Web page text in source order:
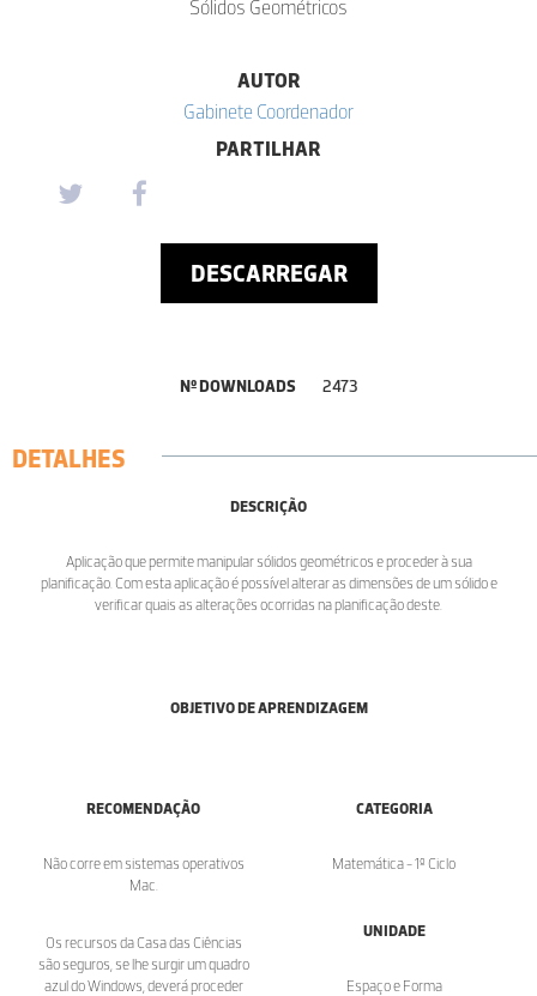
Sólidos Geométricos
AUTOR
Gabinete Coordenador
PARTILHAR
DESCARREGAR
Nº DOWNLOADS 2473
DETALHES
DESCRIÇÃO
Aplicação que permite manipular sólidos geométricos e proceder à sua
planificação. Com esta aplicação é possível alterar as dimensões de um sólido e
verificar quais as alterações ocorridas na planificação deste.
OBJETIVO DE APRENDIZAGEM
RECOMENDAÇÃO
Não corre em sistemas operativos
Mac.
Os recursos da Casa das Ciências
são seguros, se lhe surgir um quadro
azul do Windows, deverá proceder
CATEGORIA
Matemática - 1º Ciclo
UNIDADE
Espaço e Forma